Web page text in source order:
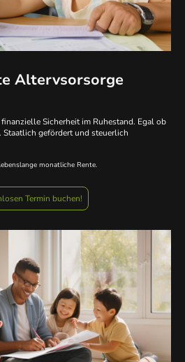
Altervsorsorge
Sicherheit im Ruhestand. Egal ob
gefördert und steuerlich
monatliche Rente.
Termin buchen!